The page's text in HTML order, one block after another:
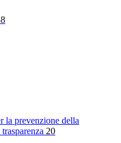
la prevenzione della
20